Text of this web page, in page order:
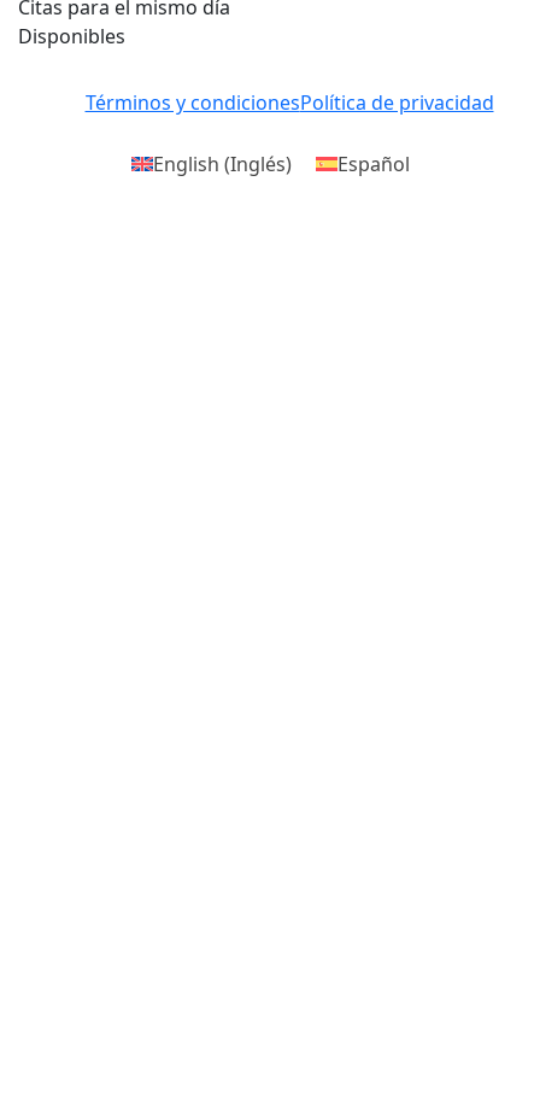
Citas para el mismo día
Disponibles
Términos y condicionesPolítica de privacidad
English (Inglés) Español